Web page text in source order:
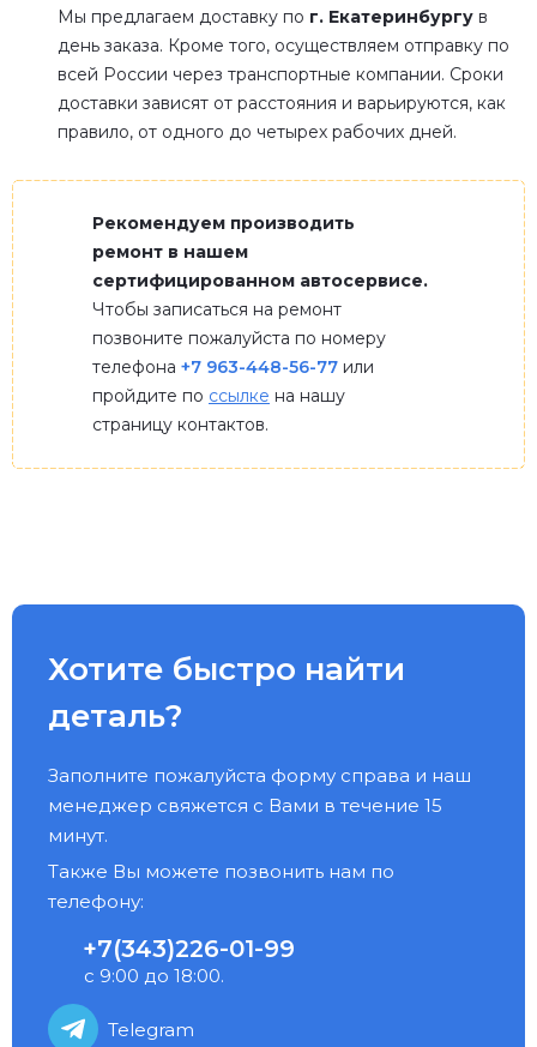
Мы предлагаем доставку по г. Екатеринбургу в
день заказа. Кроме того, осуществляем отправку по
всей России через транспортные компании. Сроки
доставки зависят от расстояния и варьируются, как
правило, от одного до четырех рабочих дней.
Рекомендуем производить
ремонт в нашем
сертифицированном автосервисе.
Чтобы записаться на ремонт
позвоните пожалуйста по номеру
телефона +7 963-448-56-77 или
пройдите по ссылке на нашу
страницу контактов.
Хотите быстро найти
деталь?
Заполните пожалуйста форму справа и наш
менеджер свяжется с Вами в течение 15
минут.
Также Вы можете позвонить нам по
телефону:
+7(343)226-01-99
с 9:00 до 18:00.
Telegram